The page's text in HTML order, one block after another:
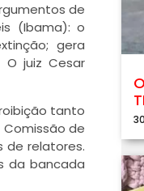
de
(Ibama): o
gera
juiz Cesar
tanto
Comissão de
de relatores.
da bancada